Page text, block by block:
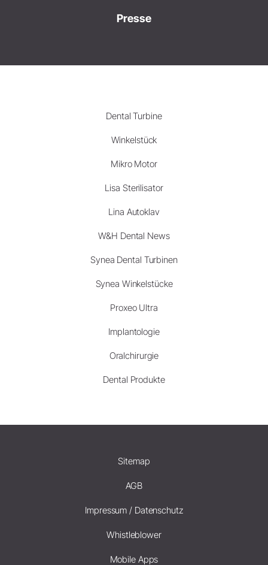
Presse
Dental Turbine
Winkelstück
Mikro Motor
Lisa Sterilisator
Lina Autoklav
W&H Dental News
Synea Dental Turbinen
Synea Winkelstücke
Proxeo Ultra
Implantologie
Oralchirurgie
Dental Produkte
Sitemap
AGB
Impressum / Datenschutz
Whistleblower
Mobile Apps